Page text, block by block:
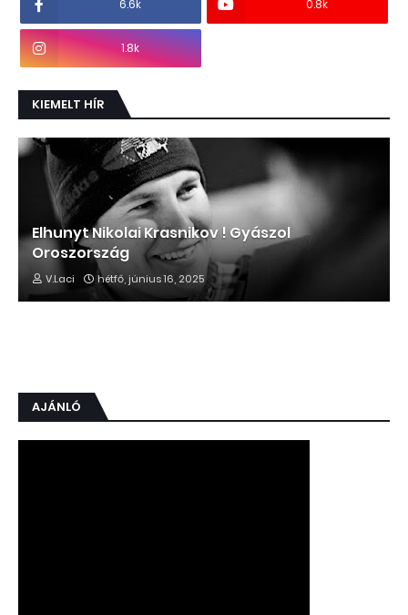
6.6k 0.8k
1.8k
KIEMELT HÍR
Elhunyt Nikolai Krasnikov ! Gyászol
Oroszország
V.Laci hétfő, június 16, 2025
AJÁNLÓ